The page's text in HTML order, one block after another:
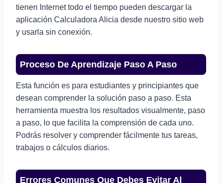
tienen Internet todo el tiempo pueden descargar la
aplicación Calculadora Alicia desde nuestro sitio web
y usarla sin conexión.
Proceso De Aprendizaje Paso A Paso
Esta función es para estudiantes y principiantes que
desean comprender la solución paso a paso. Esta
herramienta muestra los resultados visualmente, paso
a paso, lo que facilita la comprensión de cada uno.
Podrás resolver y comprender fácilmente tus tareas,
trabajos o cálculos diarios.
Errores Comunes Que Debes Evitar Al